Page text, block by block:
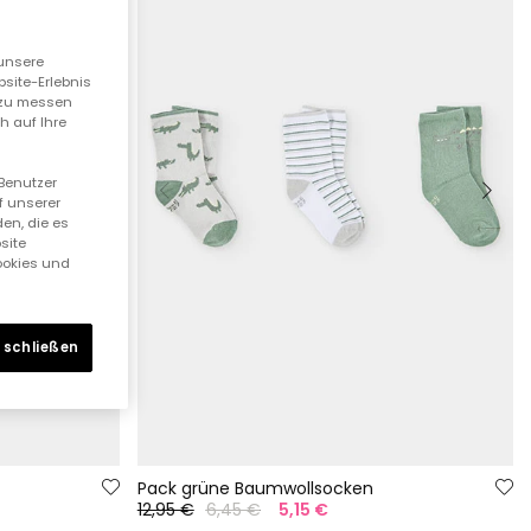
Pack grüne Baumwollsocken
12,95 € 6,45 € 5,15 €
Erlebnis
messen
auf Ihre
unserer
die es
und